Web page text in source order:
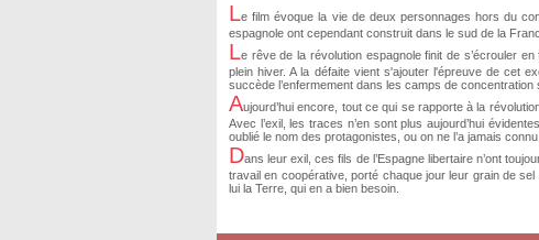
Le film évoque la vie de deux personnages hors du
espagnole ont cependant construit dans le sud de la
Le rêve de la révolution espagnole finit de s’écrouler
plein hiver. A la défaite vient s'ajouter l'épreuve de cet
succède l’enfermement dans les camps de
Aujourd’hui encore, tout ce qui se rapporte à la
Avec l’exil, les traces n’en sont plus aujourd’hui
oublié le nom des protagonistes, ou on ne l’a jamais
Dans leur exil, ces fils de l’Espagne libertaire n’ont
travail en coopérative, porté chaque jour leur grain de
lui la Terre, qui en a bien besoin.